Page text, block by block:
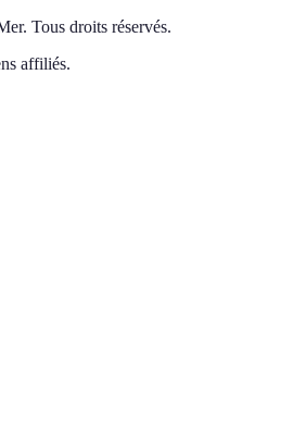
. Tous droits réservés.
affiliés.